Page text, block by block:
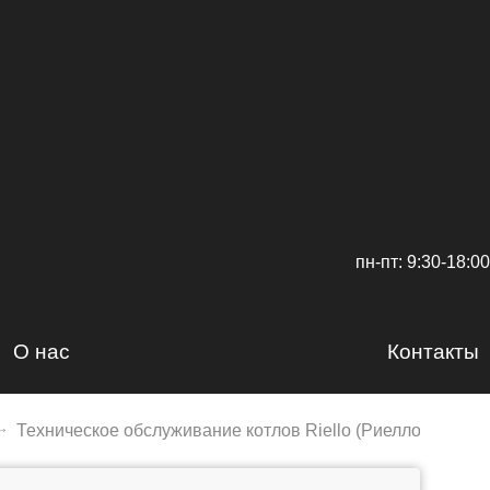
пн-пт: 9:30-18:00
О нас
Сертификаты
Доставка и оплата
Вакансии
Контакты
Техническое обслуживание котлов Riello (Риелло)